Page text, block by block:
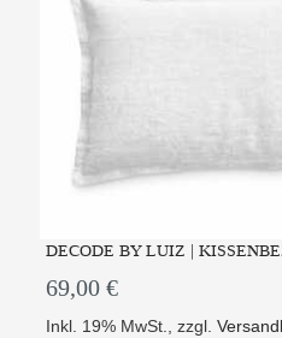
DECODE BY LUIZ |
69,00 €
Inkl. 19% MwSt.,zzgl.